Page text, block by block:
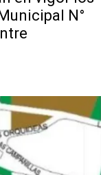
N°